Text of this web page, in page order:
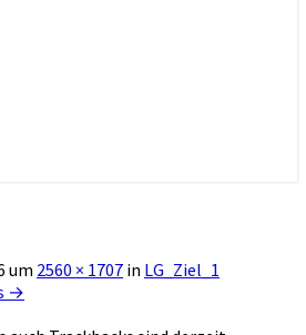
um 2560 × 1707 in LG_Ziel_1
→